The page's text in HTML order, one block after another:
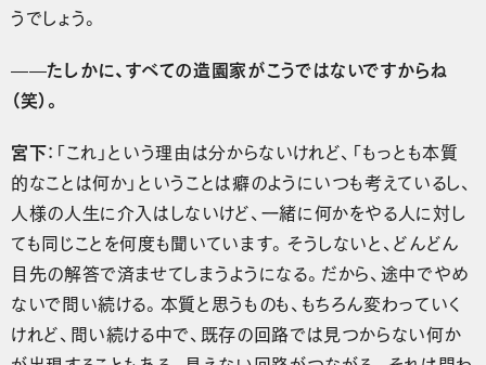
うでしょう。
——たしかに、すべての造園家がこうではないですからね
（笑）。
宮下：「これ」という理由は分からないけれど、「もっとも本質
的なことは何か」ということは癖のようにいつも考えているし、
人様の人生に介入はしないけど、一緒に何かをやる人に対し
ても同じことを何度も聞いています。そうしないと、どんどん
目先の解答で済ませてしまうようになる。だから、途中でやめ
ないで問い続ける。本質と思うものも、もちろん変わっていく
けれど、問い続ける中で、既存の回路では見つからない何か